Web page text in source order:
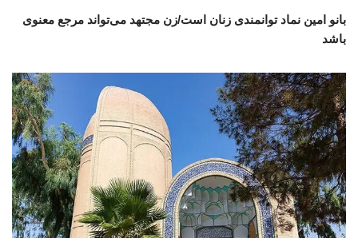
بانو امین نماد توانمندی زنان است/زن مجتهد می‌تواند مرجع معنوی
باشد